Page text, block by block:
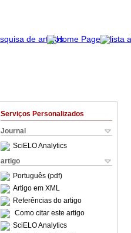
Serviços Personalizados
Journal
SciELO Analytics
artigo
Português (pdf)
Artigo em XML
Referências do artigo
Como citar este artigo
SciELO Analytics